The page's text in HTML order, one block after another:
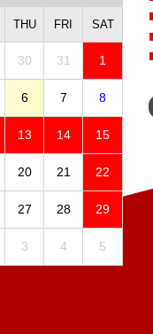
THU FRI SAT
30 31 1
6 7 8
13 14 15
20 21 22
27 28 29
3 4 5